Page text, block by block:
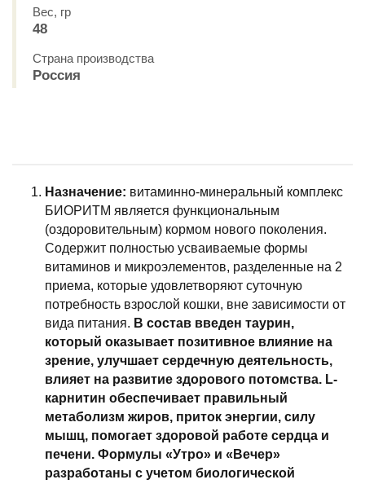
Вес, гр
48
Страна производства
Россия
Назначение: витаминно-минеральный комплекс
БИОРИТМ является функциональным
(оздоровительным) кормом нового поколения.
Содержит полностью усваиваемые формы
витаминов и микроэлементов, разделенные на 2
приема, которые удовлетворяют суточную
потребность взрослой кошки, вне зависимости от
вида питания. В состав введен таурин,
который оказывает позитивное влияние на
зрение, улучшает сердечную деятельность,
влияет на развитие здорового потомства. L-
карнитин обеспечивает правильный
метаболизм жиров, приток энергии, силу
мышц, помогает здоровой работе сердца и
печени. Формулы «Утро» и «Вечер»
разработаны с учетом биологической